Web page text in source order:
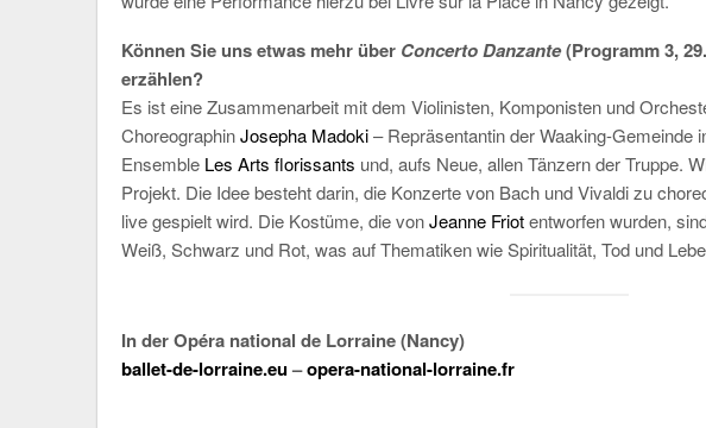
Können Sie uns etwas mehr über Concerto Danzante(Programm 3,
erzählen?
Es ist eine Zusammenarbeit mit dem Violinisten, Komponisten und
ChoreographinJosepha Madoki– Repräsentantin der Waaking-Gemeinde
Ensemble Les Arts florissants und, aufs Neue, allen Tänzern der Truppe.
Projekt. Die Idee besteht darin, die Konzerte von Bach und Vivaldi zu
live gespielt wird. Die Kostüme, die vonJeanne Friotentworfen wurden,
Weiß, Schwarz und Rot, was auf Thematiken wie Spiritualität, Tod und
In der Opéra national de Lorraine (Nancy)
ballet-de-lorraine.eu–opera-national-lorraine.fr